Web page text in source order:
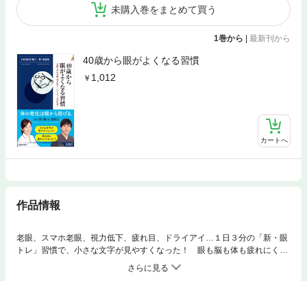
未購入巻をまとめて買う
1巻から 最新刊から
40歳から眼がよくなる習慣
1,012
カートへ
作品情報
老眼、スマホ老眼、視力低下、疲れ目、ドライアイ…１日３分の「新・眼
トレ」習慣で、小さな文字が見やすくなった！ 眼も脳も体も疲れにくく
なった！ いまテレビ・雑誌で大注目の人気ドクターが、眼から体が元気
になる簡単習慣を大公開。スマホ・パソコンを長時間利用する人、老眼、